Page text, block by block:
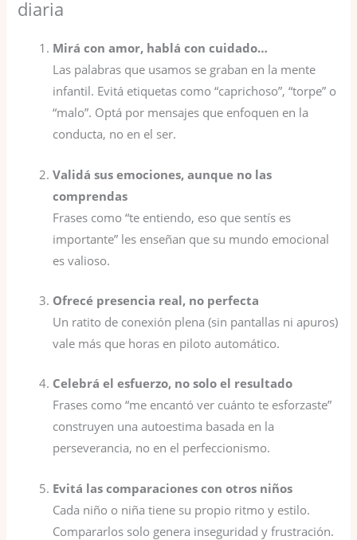
diaria
Mirá con amor, hablá con cuidado…
Las palabras que usamos se graban en la mente
infantil. Evitá etiquetas como “caprichoso”, “torpe” o
“malo”. Optá por mensajes que enfoquen en la
conducta, no en el ser.
Validá sus emociones, aunque no las
comprendas
Frases como “te entiendo, eso que sentís es
importante” les enseñan que su mundo emocional
es valioso.
Ofrecé presencia real, no perfecta
Un ratito de conexión plena (sin pantallas ni apuros)
vale más que horas en piloto automático.
Celebrá el esfuerzo, no solo el resultado
Frases como “me encantó ver cuánto te esforzaste”
construyen una autoestima basada en la
perseverancia, no en el perfeccionismo.
Evitá las comparaciones con otros niños
Cada niño o niña tiene su propio ritmo y estilo.
Compararlos solo genera inseguridad y frustración.